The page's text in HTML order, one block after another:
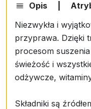
Opis
Niezwykła i
przyprawa. Dzięki
procesom
świeżość i
odżywcze,
Składniki są